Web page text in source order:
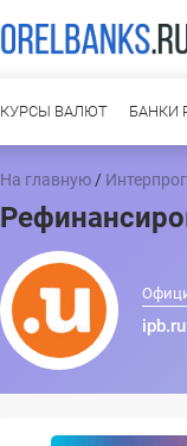
КУРСЫ ВАЛЮТ БАНКИ
На главную /
ipb.ru